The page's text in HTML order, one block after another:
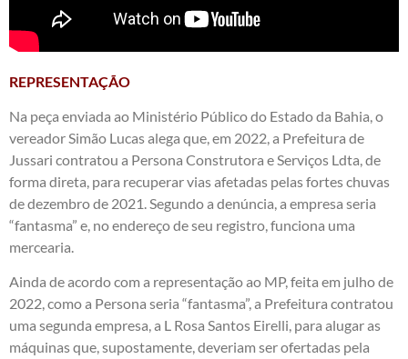
REPRESENTAÇÃO
Na peça enviada ao Ministério Público do Estado da Bahia, o
vereador Simão Lucas alega que, em 2022, a Prefeitura de
Jussari contratou a Persona Construtora e Serviços Ldta, de
forma direta, para recuperar vias afetadas pelas fortes chuvas
de dezembro de 2021. Segundo a denúncia, a empresa seria
“fantasma” e, no endereço de seu registro, funciona uma
mercearia.
Ainda de acordo com a representação ao MP, feita em julho de
2022, como a Persona seria “fantasma”, a Prefeitura contratou
uma segunda empresa, a L Rosa Santos Eirelli, para alugar as
máquinas que, supostamente, deveriam ser ofertadas pela